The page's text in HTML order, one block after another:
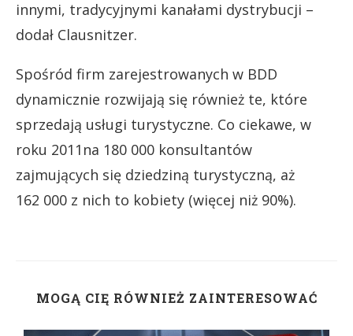
innymi, tradycyjnymi kanałami dystrybucji –
dodał Clausnitzer.
Spośród firm zarejestrowanych w BDD
dynamicznie rozwijają się również te, które
sprzedają usługi turystyczne. Co ciekawe, w
roku 2011na 180 000 konsultantów
zajmujących się dziedziną turystyczną, aż
162 000 z nich to kobiety (więcej niż 90%).
MOGĄ CIĘ RÓWNIEŻ ZAINTERESOWAĆ